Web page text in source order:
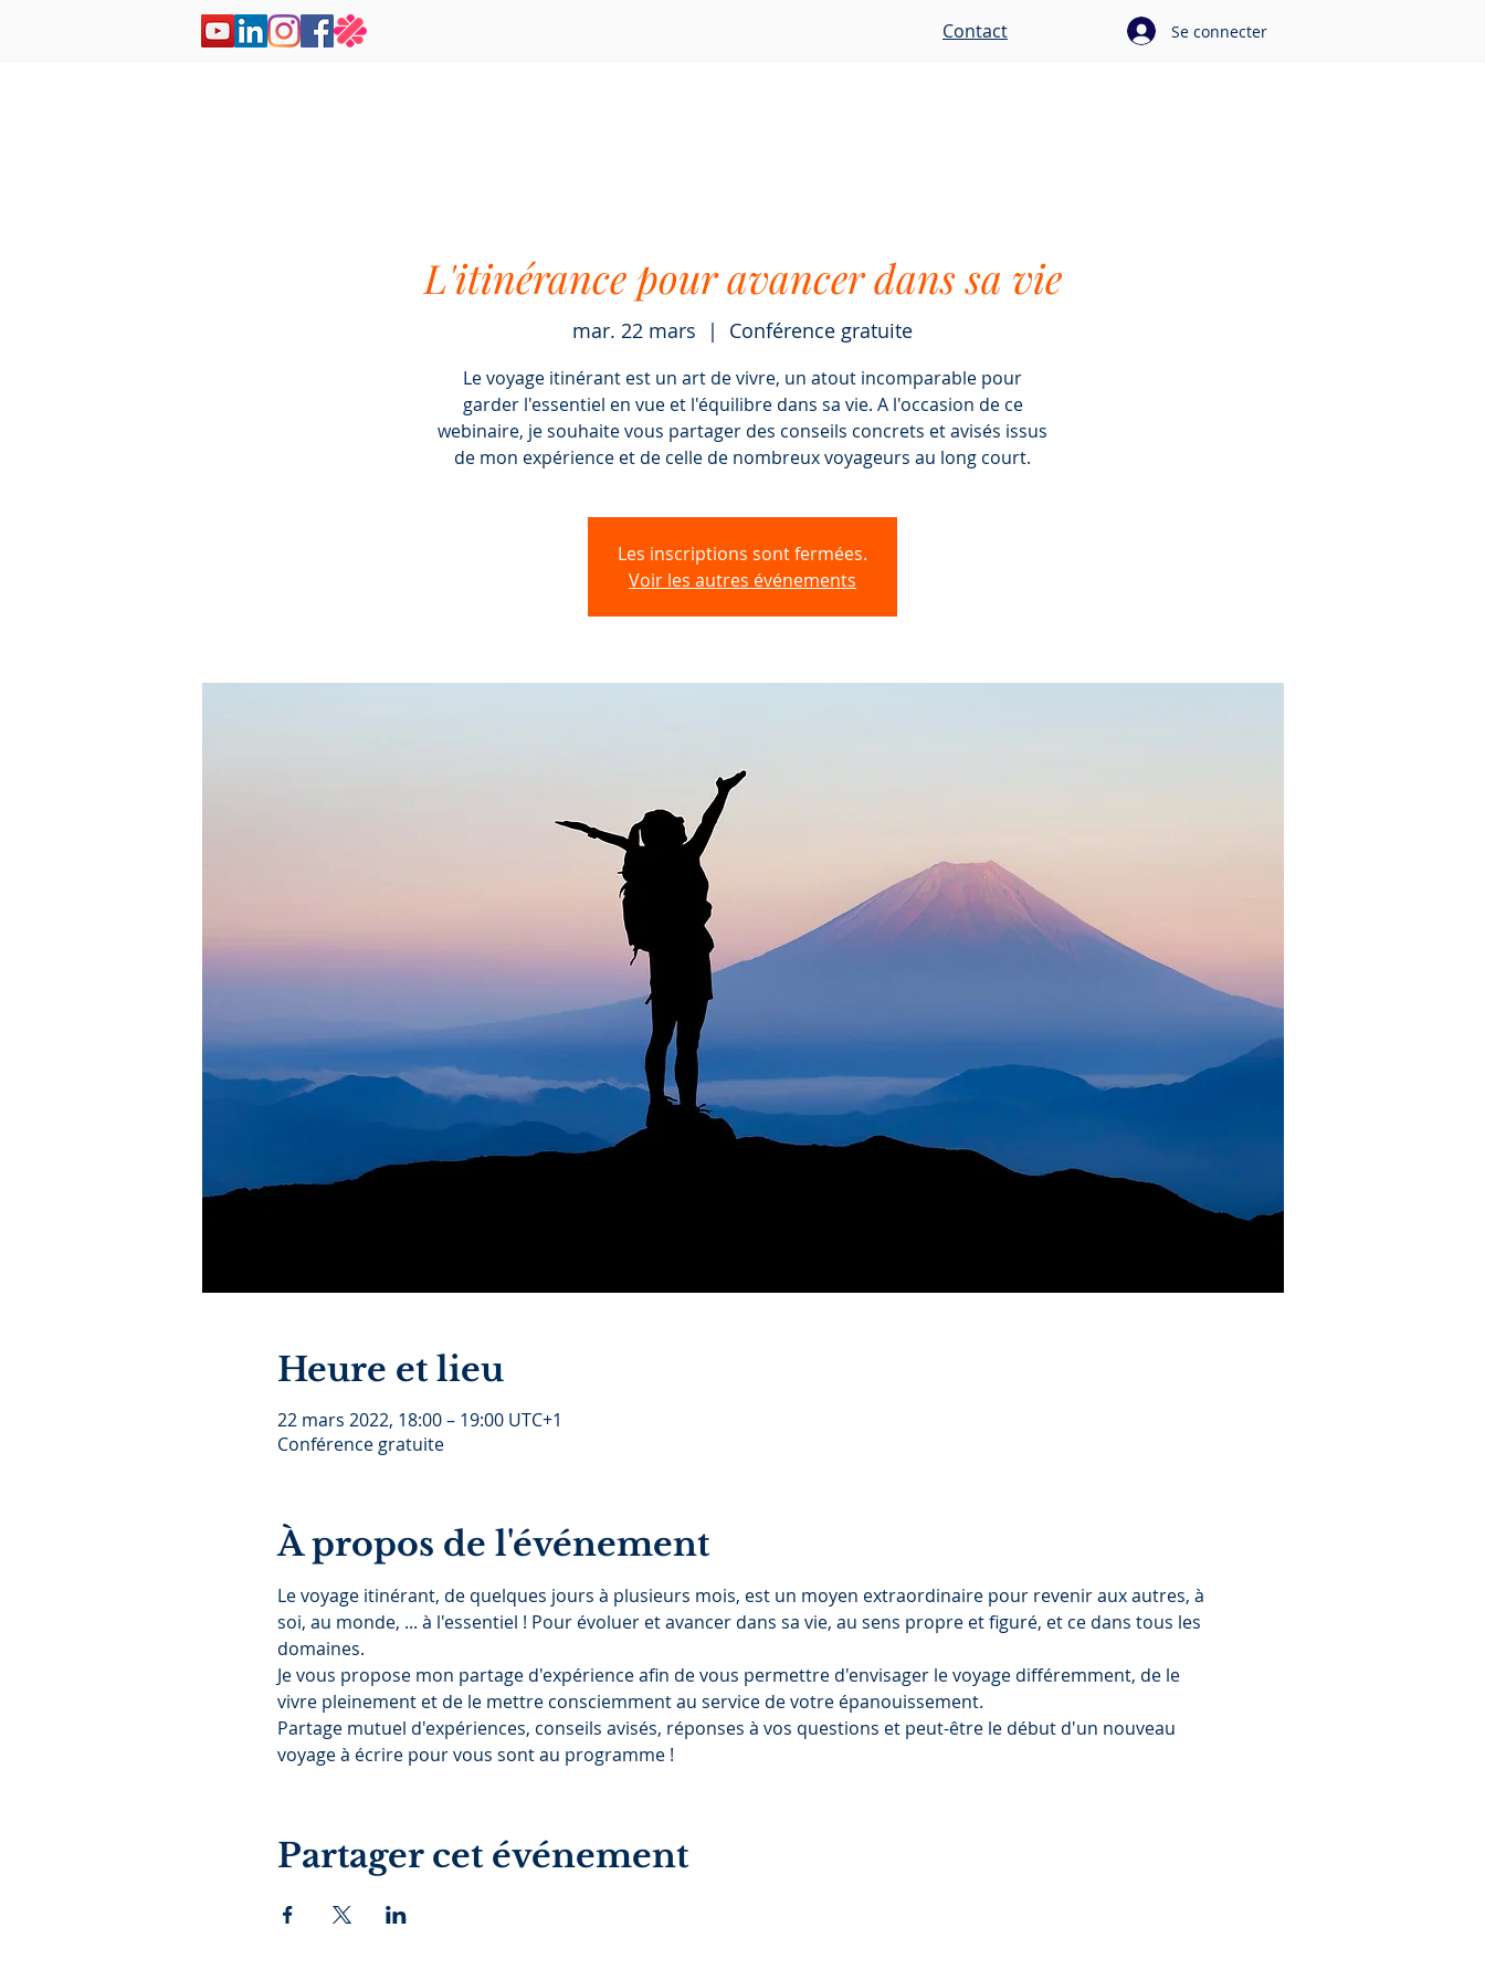
Contact Se connecter
L'itinérance pour avancer dans sa vie
mar. 22 mars
  |
Conférence gratuite
Le voyage itinérant est un art de vivre, un atout incomparable pour
garder l'essentiel en vue et l'équilibre dans sa vie. A l'occasion de ce
webinaire, je souhaite vous partager des conseils concrets et avisés issus
de mon expérience et de celle de nombreux voyageurs au long court.
Les inscriptions sont fermées.
Voir les autres événements
Heure et lieu
22 mars 2022, 18:00 – 19:00 UTC+1
Conférence gratuite
À propos de l'événement
Le voyage itinérant, de quelques jours à plusieurs mois, est un moyen extraordinaire pour revenir aux autres, à
soi, au monde, ... à l'essentiel ! Pour évoluer et avancer dans sa vie, au sens propre et figuré, et ce dans tous les
domaines.
Je vous propose mon partage d'expérience afin de vous permettre d'envisager le voyage différemment, de le
vivre pleinement et de le mettre consciemment au service de votre épanouissement.
Partage mutuel d'expériences, conseils avisés, réponses à vos questions et peut-être le début d'un nouveau
voyage à écrire pour vous sont au programme !
Partager cet événement